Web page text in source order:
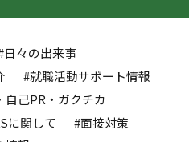
日々の出来事
#就職活動サポート情報
自己PR・ガクチカ
に関して
#面接対策